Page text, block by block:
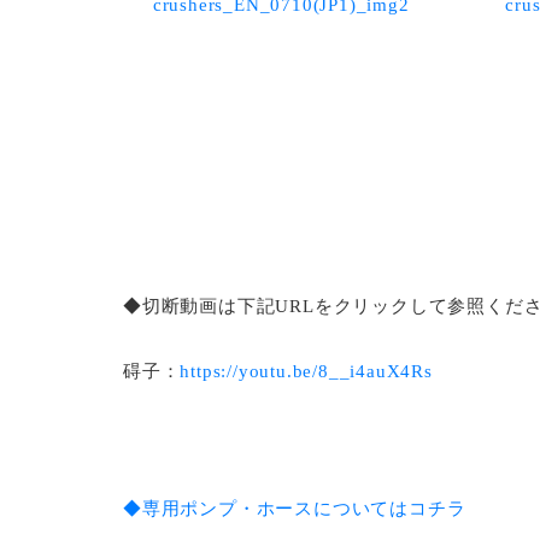
◆切断動画は下記URLをクリックして参照くだ
碍子：https://youtu.be/8__i4auX4Rs
◆専用ポンプ・ホースについてはコチラ